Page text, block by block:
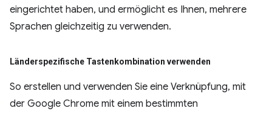
eingerichtet haben, und ermöglicht es Ihnen, mehrere
Sprachen gleichzeitig zu verwenden.
Länderspezifische Tastenkombination verwenden
So erstellen und verwenden Sie eine Verknüpfung, mit
der Google Chrome mit einem bestimmten